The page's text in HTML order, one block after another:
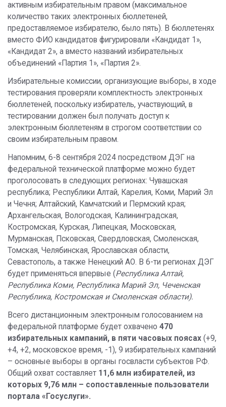
активным избирательным правом (максимальное
количество таких электронных бюллетеней,
предоставляемое избирателю, было пять). В бюллетенях
вместо ФИО кандидатов фигурировали «Кандидат 1»,
«Кандидат 2», а вместо названий избирательных
объединений «Партия 1», «Партия 2».
Избирательные комиссии, организующие выборы, в ходе
тестирования проверяли комплектность электронных
бюллетеней, поскольку избиратель, участвующий, в
тестировании должен был получать доступ к
электронным бюллетеням в строгом соответствии со
своим избирательным правом.
Напомним, 6-8 сентября 2024 посредством ДЭГ на
федеральной технической платформе можно будет
проголосовать в следующих регионах: Чувашская
республика; Республики Алтай, Карелия, Коми, Марий Эл
и Чечня; Алтайский, Камчатский и Пермский края;
Архангельская, Вологодская, Калининградская,
Костромская, Курская, Липецкая, Московская,
Мурманская, Псковская, Свердловская, Смоленская,
Томская, Челябинская, Ярославская области,
Севастополь, а также Ненецкий АО. В 6-ти регионах ДЭГ
будет применяться впервые (Республика Алтай,
Республика Коми, Республика Марий Эл, Чеченская
Республика, Костромская и Смоленская области).
Всего дистанционным электронным голосованием на
федеральной платформе будет охвачено 470
избирательных кампаний, в пяти часовых поясах (+9,
+4, +2, московское время, -1), 9 избирательных кампаний
– основные выборы в органы госвласти субъектов РФ.
Общий охват составляет 1 1,6 млн избирателей, из
которых 9,76 млн – сопоставленные пользователи
портала «Госуслуги».